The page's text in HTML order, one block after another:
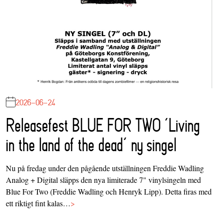
2026-06-24
Releasefest BLUE FOR TWO ‘Living
in the land of the dead’ ny singel
Nu på fredag under den pågående utställningen Freddie Wadling
Analog + Digital släpps den nya limiterade 7" vinylsingeln med
Blue For Two (Freddie Wadling och Henryk Lipp). Detta firas med
ett riktigt fint kalas…>